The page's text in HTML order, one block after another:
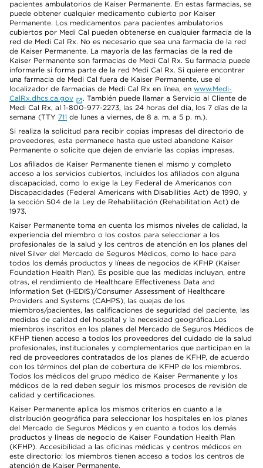
pacientes ambulatorios de Kaiser Permanente. En estas farmacias, se
puede obtener cualquier medicamento cubierto por Kaiser
Permanente. Los medicamentos para pacientes ambulatorios
cubiertos por Medi Cal pueden obtenerse en cualquier farmacia de la
red de Medi Cal Rx. No es necesario que sea una farmacia de la red
de Kaiser Permanente. La mayoría de las farmacias de la red de
Kaiser Permanente son farmacias de Medi Cal Rx. Su farmacia puede
informarle si forma parte de la red Medi Cal Rx. Si quiere encontrar
una farmacia de Medi Cal fuera de Kaiser Permanente, use el
localizador de farmacias de Medi Cal Rx en línea, en www.Medi-
CalRx.dhcs.ca.gov
. También puede llamar a Servicio al Cliente de
Medi Cal Rx, al 1-800-977-2273, las 24 horas del día, los 7 días de la
semana (TTY 711 de lunes a viernes, de 8 a. m. a 5 p. m.).
Si realiza la solicitud para recibir copias impresas del directorio de
proveedores, esta permanece hasta que usted abandone Kaiser
Permanente o solicite que dejen de enviarle las copias impresas.
Los afiliados de Kaiser Permanente tienen el mismo y completo
acceso a los servicios cubiertos, incluidos los afiliados con alguna
discapacidad, como lo exige la Ley Federal de Americanos con
Discapacidades (Federal Americans with Disabilities Act) de 1990, y
la sección 504 de la Ley de Rehabilitación (Rehabilitation Act) de
1973.
Kaiser Permanente toma en cuenta los mismos niveles de calidad, la
experiencia del miembro o los costos para seleccionar a los
profesionales de la salud y los centros de atención en los planes del
nivel Silver del Mercado de Seguros Médicos, como lo hace para
todos los demás productos y líneas de negocios de KFHP (Kaiser
Foundation Health Plan). Es posible que las medidas incluyan, entre
otras, el rendimiento de Healthcare Effectiveness Data and
Information Set (HEDIS)/Consumer Assessment of Healthcare
Providers and Systems (CAHPS), las quejas de los
miembros/pacientes, las calificaciones de seguridad del paciente, las
medidas de calidad del hospital y la necesidad geográfica.Los
miembros inscritos en los planes del Mercado de Seguros Médicos de
KFHP tienen acceso a todos los proveedores del cuidado de la salud
profesionales, institucionales y complementarios que participan en la
red de proveedores contratados de los planes de KFHP, de acuerdo
con los términos del plan de cobertura de KFHP de los miembros.
Todos los médicos del grupo médico de Kaiser Permanente y los
médicos de la red deben seguir los mismos procesos de revisión de
calidad y certificaciones.
Kaiser Permanente aplica los mismos criterios en cuanto a la
distribución geográfica para seleccionar los hospitales en los planes
del Mercado de Seguros Médicos y en cuanto a todos los demás
productos y líneas de negocio de Kaiser Foundation Health Plan
(KFHP). Accesibilidad a las oficinas médicas y centros médicos en
este directorio: los miembros tienen acceso a todos los centros de
atención de Kaiser Permanente.